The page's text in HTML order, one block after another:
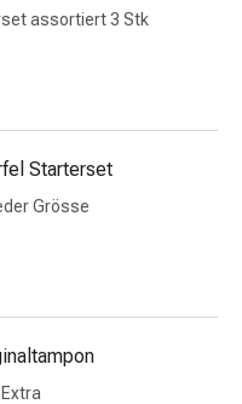
assortiert 3 Stk
Starterset
Grösse